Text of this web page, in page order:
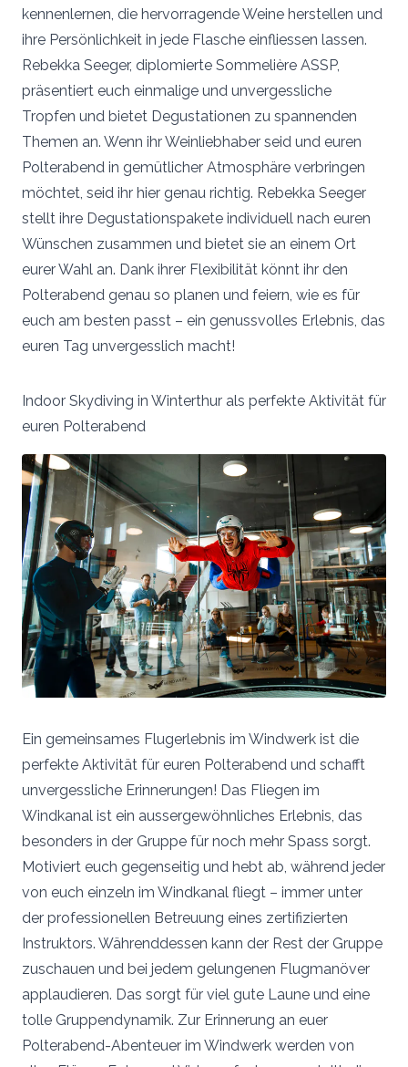
kennenlernen, die hervorragende Weine herstellen und
ihre Persönlichkeit in jede Flasche einfliessen lassen.
Rebekka Seeger, diplomierte Sommelière ASSP,
präsentiert euch einmalige und unvergessliche
Tropfen und bietet Degustationen zu spannenden
Themen an. Wenn ihr Weinliebhaber seid und euren
Polterabend in gemütlicher Atmosphäre verbringen
möchtet, seid ihr hier genau richtig. Rebekka Seeger
stellt ihre Degustationspakete individuell nach euren
Wünschen zusammen und bietet sie an einem Ort
eurer Wahl an. Dank ihrer Flexibilität könnt ihr den
Polterabend genau so planen und feiern, wie es für
euch am besten passt – ein genussvolles Erlebnis, das
euren Tag unvergesslich macht!
Indoor Skydiving in Winterthur als perfekte Aktivität für
euren Polterabend
Ein gemeinsames Flugerlebnis im Windwerk ist die
perfekte Aktivität für euren Polterabend und schafft
unvergessliche Erinnerungen! Das Fliegen im
Windkanal ist ein aussergewöhnliches Erlebnis, das
besonders in der Gruppe für noch mehr Spass sorgt.
Motiviert euch gegenseitig und hebt ab, während jeder
von euch einzeln im Windkanal fliegt – immer unter
der professionellen Betreuung eines zertifizierten
Instruktors. Währenddessen kann der Rest der Gruppe
zuschauen und bei jedem gelungenen Flugmanöver
applaudieren. Das sorgt für viel gute Laune und eine
tolle Gruppendynamik. Zur Erinnerung an euer
Polterabend-Abenteuer im Windwerk werden von